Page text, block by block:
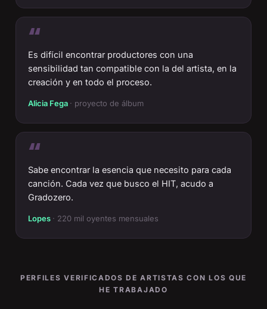
“
Es difícil encontrar productores con una
sensibilidad tan compatible con la del artista, en la
creación y en todo el proceso.
Alicia Fega · proyecto de álbum
“
Sabe encontrar la esencia que necesito para cada
canción. Cada vez que busco el HIT, acudo a
Gradozero.
Lopes · 220 mil oyentes mensuales
PERFILES VERIFICADOS DE ARTISTAS CON LOS QUE
HE TRABAJADO